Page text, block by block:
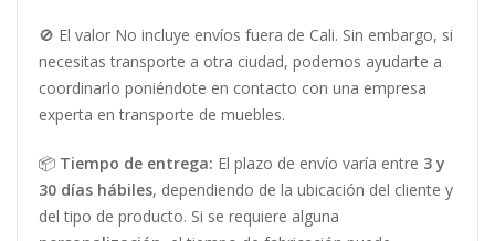
🚫 El valor No incluye envíos fuera de Cali. Sin embargo, si
necesitas transporte a otra ciudad, podemos ayudarte a
coordinarlo poniéndote en contacto con una empresa
experta en transporte de muebles.
📦 Tiempo de entrega: El plazo de envío varía entre 3 y
30 días hábiles, dependiendo de la ubicación del cliente y
del tipo de producto. Si se requiere alguna